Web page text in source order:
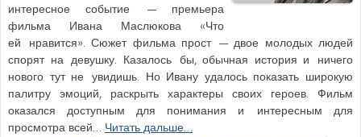
интересное событие — премьера
фильма Ивана Маслюкова «Что
ей нравится». Сюжет фильма прост — двое молодых людей
спорят на девушку. Казалось бы, обычная история и ничего
нового тут не увидишь. Но Ивану удалось показать широкую
палитру эмоций, раскрыть характеры своих героев. Фильм
оказался доступным для понимания и интересным для
просмотра всей… Читать дальше…